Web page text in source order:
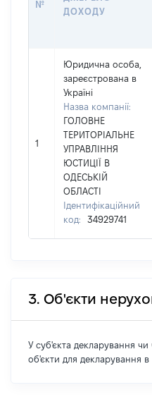
№
ДОХОДУ
1
Юридична особа,
зареєстрована в
Україні
Назва компанії:
ГОЛОВНЕ
ТЕРИТОРІАЛЬНЕ
УПРАВЛІННЯ
ЮСТИЦІЇ В
ОДЕСЬКІЙ
ОБЛАСТІ
Ідентифікаційний
код:
34929741
3. Об'єкти
У суб'єкта декларування чи
об'єкти для декларування в